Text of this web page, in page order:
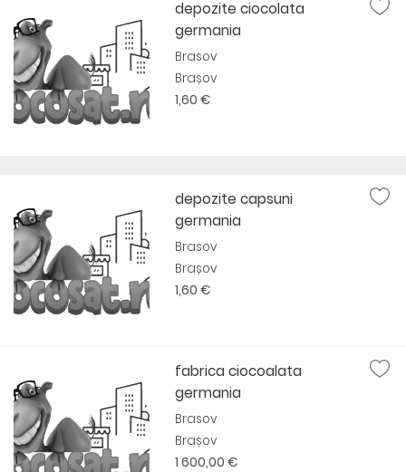
depozite ciocolata
germania
Brasov
Brașov
1,60 €
depozite capsuni
germania
Brasov
Brașov
1,60 €
fabrica ciocoalata
germania
Brasov
Brașov
1 600,00 €